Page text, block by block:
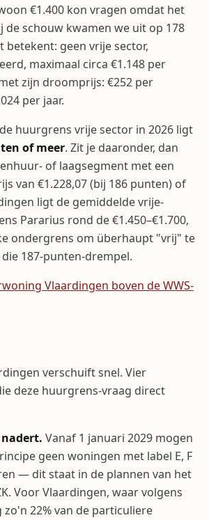
€1.400 kon vragen omdat het
de schouw kwamen we uit op 178
betekent: geen vrije sector,
maximaal circa €1.148 per
zijn droomprijs: €252 per
per jaar.
de huurgrens vrije sector in 2026 ligt
of meer. Zit je daaronder, dan
of laagsegment met een
van €1.228,07 (bij 186 punten) of
ligt de gemiddelde vrije-
Pararius rond de €1.450–€1.700,
ondergrens om überhaupt "vrij" te
187-punten-drempel.
Vlaardingen boven de WWS-
verschuift snel. Vier
deze huurgrens-vraag direct
nadert. Vanaf 1 januari 2029 mogen
geen woningen met label E, F
— dit staat in de plannen van het
Voor Vlaardingen, waar volgens
zo'n 22% van de particuliere